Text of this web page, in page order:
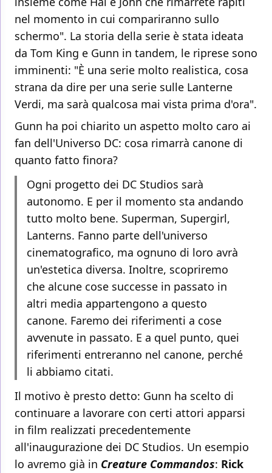
nel momento in cui compariranno sullo
schermo". La storia della serie è stata ideata
da Tom King e Gunn in tandem, le riprese sono
imminenti: "È una serie molto realistica, cosa
strana da dire per una serie sulle Lanterne
Verdi, ma sarà qualcosa mai vista prima d'ora".
Gunn ha poi chiarito un aspetto molto caro ai
fan dell'Universo DC: cosa rimarrà canone di
quanto fatto finora?
Ogni progetto dei DC Studios sarà
autonomo. E per il momento sta andando
tutto molto bene. Superman, Supergirl,
Lanterns. Fanno parte dell'universo
cinematografico, ma ognuno di loro avrà
un'estetica diversa. Inoltre, scopriremo
che alcune cose successe in passato in
altri media appartengono a questo
canone. Faremo dei riferimenti a cose
avvenute in passato. E a quel punto, quei
riferimenti entreranno nel canone, perché
li abbiamo citati.
Il motivo è presto detto: Gunn ha scelto di
continuare a lavorare con certi attori apparsi
in film realizzati precedentemente
all'inaugurazione dei DC Studios. Un esempio
lo avremo già in Creature Commandos: Rick